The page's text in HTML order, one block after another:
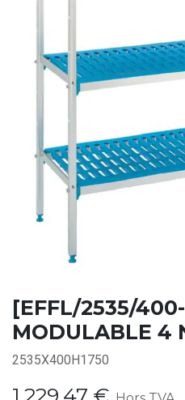
[EFFL/2535/
MODULABLE 4
2535X400H1750